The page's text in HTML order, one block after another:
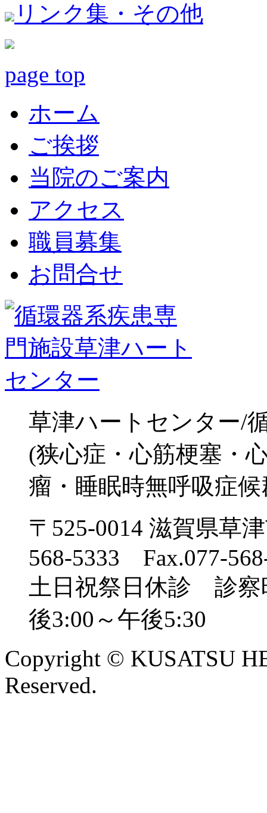
リンク集・その他
page top
ホーム
ご挨拶
当院のご案内
アクセス
職員募集
お問合せ
草津ハートセンター/
(狭心症・心筋梗塞・
瘤・睡眠時無呼吸症候
〒525-0014 滋賀県草
568-5333 Fax.077-
土日祝祭日休診 診察
後3:00～午後5:30
Copyright © KUSATSU
Reserved.